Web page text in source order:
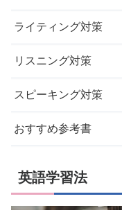
ライティング対策
リスニング対策
スピーキング対策
おすすめ参考書
英語学習法